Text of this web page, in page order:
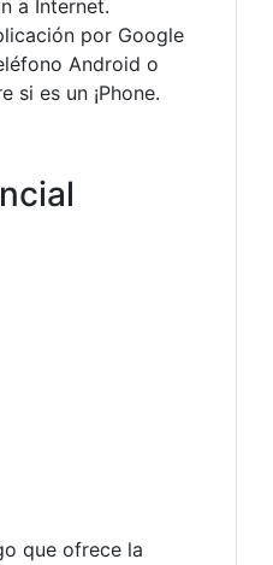
a Internet.
por Google
Android o
si es un ¡Phone.
que ofrece la